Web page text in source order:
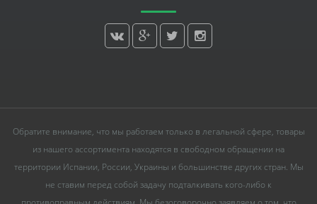
Обратите внимание, что мы работаем только в легальной сфере, товары
из нашего ассортимента находятся в свободном обращении на
территории Испании, России, Украины и большинстве других стран. Мы
не ставим перед собой задачу подталкивать кого-либо к